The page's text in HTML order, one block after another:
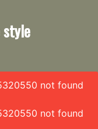
not found
not found